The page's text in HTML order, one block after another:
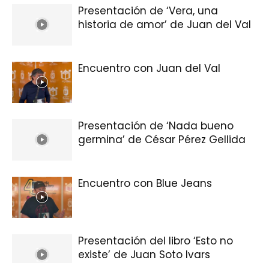
Presentación de ‘Vera, una
historia de amor’ de Juan del Val
Encuentro con Juan del Val
Presentación de ‘Nada bueno
germina’ de César Pérez Gellida
Encuentro con Blue Jeans
Presentación del libro ‘Esto no
existe’ de Juan Soto Ivars